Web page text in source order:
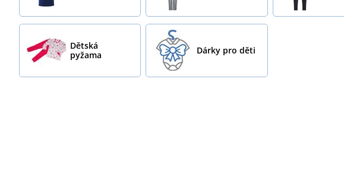
Dětská
pyžama
Dárky pro děti